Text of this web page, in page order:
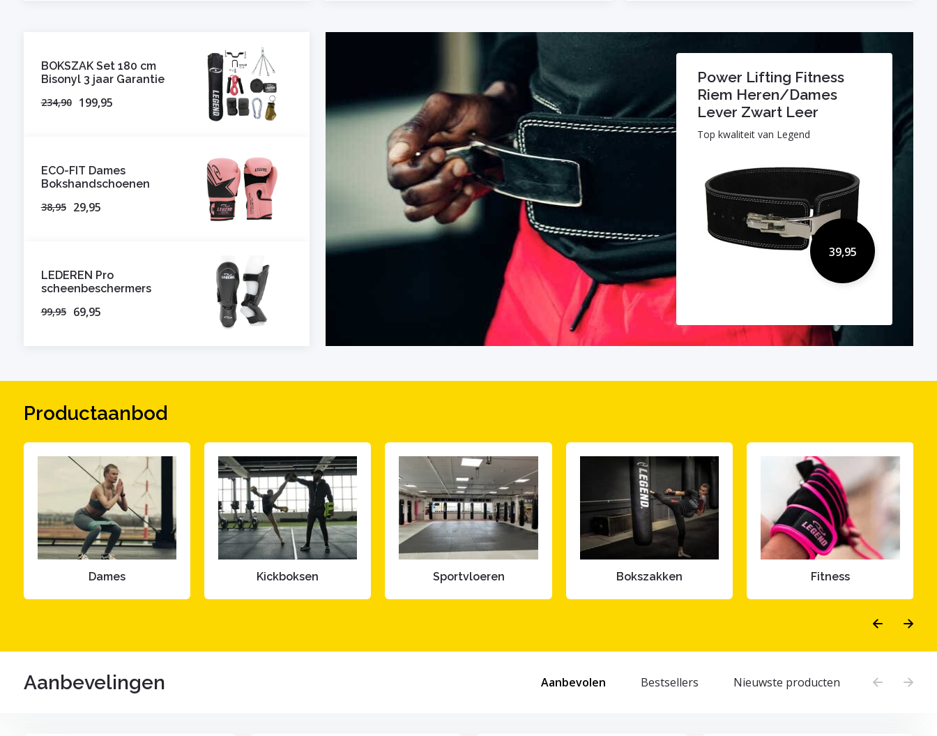
BOKSZAK Set 180 cm
Bisonyl 3 jaar Garantie
234,90
199,95
ECO-FIT Dames
Bokshandschoenen
38,95
29,95
LEDEREN Pro
scheenbeschermers
99,95
69,95
Power Lifting Fitness
Riem Heren/Dames
Lever Zwart Leer
Top kwaliteit van Legend
39,95
Productaanbod
Dames Kickboksen Sportvloeren Bokszakken Fitness
Aanbevelingen Aanbevolen Bestsellers Nieuwste producten